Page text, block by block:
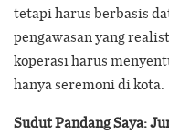
tetapi harus berbasis
pengawasan yang
koperasi harus
hanya seremoni di kota.
Sudut Pandang Saya: